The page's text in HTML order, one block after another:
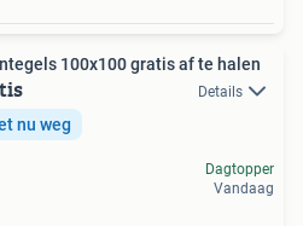
100x100 gratis af te halen
Details
nu weg
Dagtopper
Vandaag